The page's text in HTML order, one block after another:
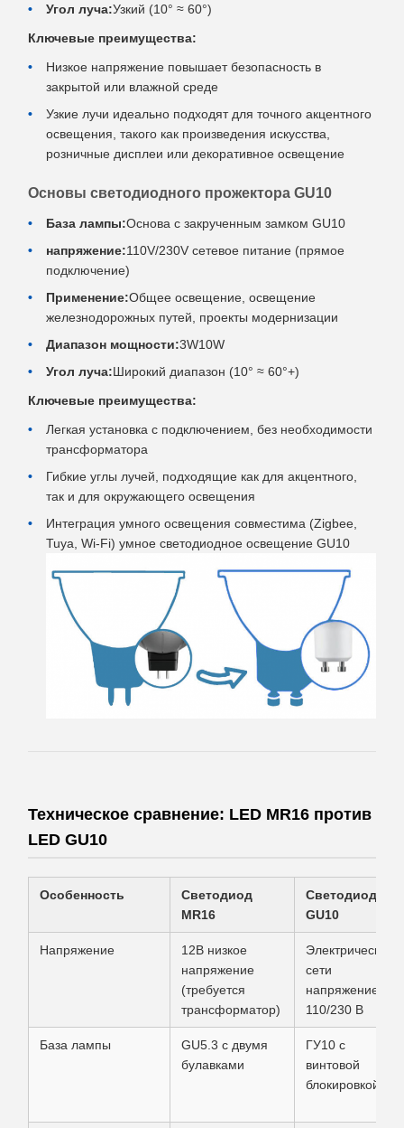
Угол луча:Узкий (10° ≈ 60°)
Ключевые преимущества:
Низкое напряжение повышает безопасность в
закрытой или влажной среде
Узкие лучи идеально подходят для точного акцентного
освещения, такого как произведения искусства,
розничные дисплеи или декоративное освещение
Основы светодиодного прожектора GU10
База лампы:Основа с закрученным замком GU10
напряжение:110V/230V сетевое питание (прямое
подключение)
Применение:Общее освещение, освещение
железнодорожных путей, проекты модернизации
Диапазон мощности:3W10W
Угол луча:Широкий диапазон (10° ≈ 60°+)
Ключевые преимущества:
Легкая установка с подключением, без необходимости
трансформатора
Гибкие углы лучей, подходящие как для акцентного,
так и для окружающего освещения
Интеграция умного освещения совместима (Zigbee,
Tuya, Wi-Fi) умное светодиодное освещение GU10
Техническое сравнение: LED MR16 против
LED GU10
Особенность
Светодиод
MR16
Светодиод
GU10
Напряжение
12В низкое
напряжение
(требуется
трансформатор)
Электрические
сети
напряжением
110/230 В
База лампы
GU5.3 с двумя
булавками
ГУ10 с
винтовой
блокировкой